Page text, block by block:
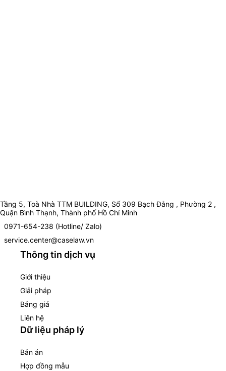
Tầng 5, Toà Nhà TTM BUILDING, Số 309 Bạch Đằng , Phường 2 ,
Quận Bình Thạnh, Thành phố Hồ Chí Minh
0971-654-238 (Hotline/ Zalo)
service.center@caselaw.vn
Thông tin dịch vụ
Giới thiệu
Giải pháp
Bảng giá
Liên hệ
Dữ liệu pháp lý
Bản án
Hợp đồng mẫu